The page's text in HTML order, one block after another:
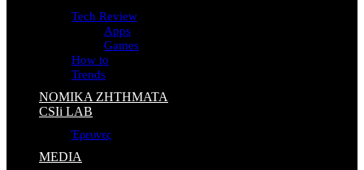
Tech Review
Apps
Games
How to
Trends
ΝΟΜΙΚΑ ΖΗΤΗΜΑΤΑ
CSIi LAB
Έρευνες
MEDIA